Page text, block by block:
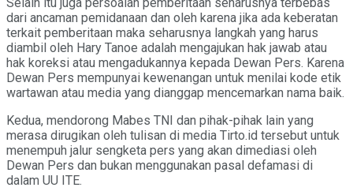
dari ancaman pemidanaan dan oleh karena jika ada keberatan
terkait pemberitaan maka seharusnya langkah yang harus
diambil oleh Hary Tanoe adalah mengajukan hak jawab atau
hak koreksi atau mengadukannya kepada Dewan Pers. Karena
Dewan Pers mempunyai kewenangan untuk menilai kode etik
wartawan atau media yang dianggap mencemarkan nama baik.
Kedua, mendorong Mabes TNI dan pihak-pihak lain yang
merasa dirugikan oleh tulisan di media Tirto.id tersebut untuk
menempuh jalur sengketa pers yang akan dimediasi oleh
Dewan Pers dan bukan menggunakan pasal defamasi di
dalam UU ITE.